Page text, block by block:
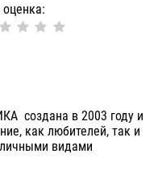
создана в 2003 году и
как любителей, так и
видами